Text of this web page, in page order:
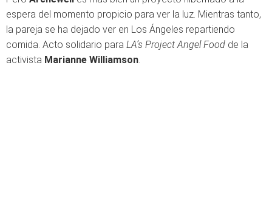
espera del momento propicio para ver la luz. Mientras tanto,
la pareja se ha dejado ver en Los Ángeles repartiendo
comida. Acto solidario para LA’s Project Angel Food de la
activista Marianne Williamson